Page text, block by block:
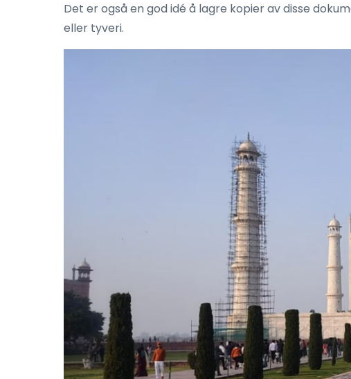
Det er også en god idé å lagre kopier av disse
eller tyveri.